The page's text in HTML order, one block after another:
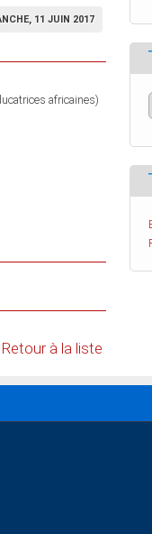
11 JUIN 2017
africaines)
Retour à la liste